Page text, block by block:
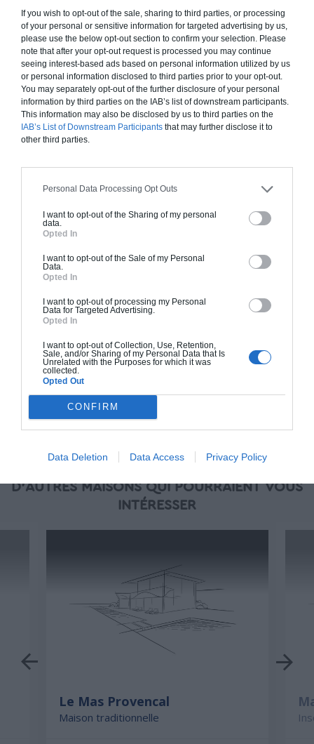
If you wish to opt-out of the sale, sharing to third parties, or processing
of your personal or sensitive information for targeted advertising by us,
please use the below opt-out section to confirm your selection. Please
note that after your opt-out request is processed you may continue
seeing interest-based ads based on personal information utilized by us
or personal information disclosed to third parties prior to your opt-out.
You may separately opt-out of the further disclosure of your personal
information by third parties on the IAB’s list of downstream participants.
This information may also be disclosed by us to third parties on the
IAB’s List of Downstream Participants that may further disclose it to
other third parties.
Personal Data Processing Opt Outs
I want to opt-out of the Sharing of my personal
data.
Opted In
I want to opt-out of the Sale of my Personal
Data.
Opted In
I want to opt-out of processing my Personal
Data for Targeted Advertising.
Opted In
I want to opt-out of Collection, Use, Retention,
Sale, and/or Sharing of my Personal Data that Is
Unrelated with the Purposes for which it was
collected.
Opted Out
CONFIRM
Data Deletion Data Access Privacy Policy
inclut le gros oeuvre et le second oeuvre (cuisine,
peinture, sols...), mais exclut piscine, jardin et
clôture.
À partir de
166 000€ TTC
Je la veux !
Chiffrage estimatif pour : Fondations et normes
(RT 2020). Finitions haut de gamme. Le prix "clé
en main" inclut le gros oeuvre et le second
piscine, jardin et clôture.
189 000€ TTC
Je la veux !
D'AUTRES MAISONS QUI POURRAIENT VOUS
INTÉRESSER
Le Mas Provencal
Maison traditionnelle